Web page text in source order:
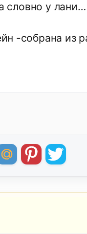
словно у лани…
-собрана из